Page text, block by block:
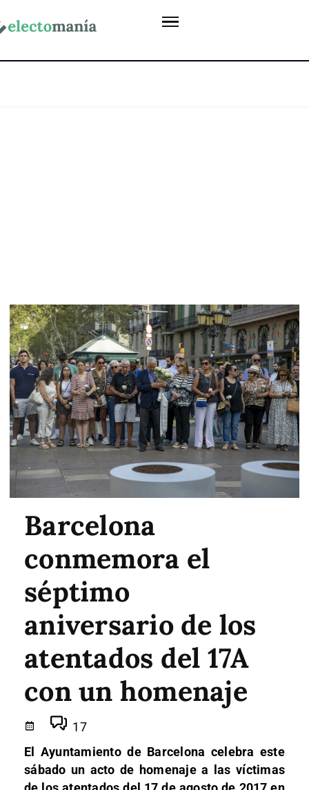
Barcelona
conmemora el
séptimo
aniversario de los
atentados del 17A
con un homenaje
17
El Ayuntamiento de Barcelona celebra este
sábado un acto de homenaje a las víctimas